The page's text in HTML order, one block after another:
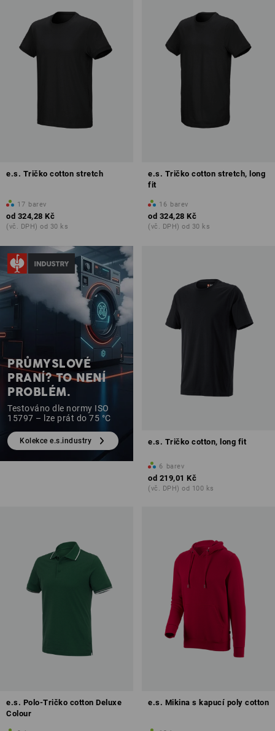
e.s. Tričko cotton stretch
17 barev
od 324,28 Kč
(vč. DPH) od 30 ks
e.s. Tričko cotton stretch, long
fit
16 barev
od 324,28 Kč
(vč. DPH) od 30 ks
PRŮMYSLOVÉ
PRANÍ? TO NENÍ
PROBLÉM.
Testováno dle normy ISO
15797 – lze prát do 75 °C
Kolekce e.s.industry e.s. Tričko cotton, long fit
6 barev
od 219,01 Kč
(vč. DPH) od 100 ks
e.s. Polo-Tričko cotton Deluxe
Colour
e.s. Mikina s kapucí poly cotton